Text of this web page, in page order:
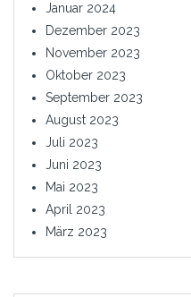
Januar 2024
Dezember 2023
November 2023
Oktober 2023
September 2023
August 2023
Juli 2023
Juni 2023
Mai 2023
April 2023
März 2023